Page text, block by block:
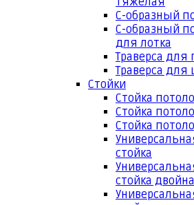
С-образный
С-образный
для лотка
Траверса для
Траверса
Стойки
Стойка
Стойка
Стойка
стойка
стойка